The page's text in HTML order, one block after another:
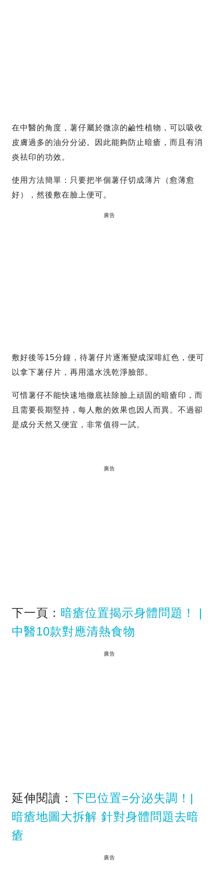
在中醫的角度，薯仔屬於微凉的鹼性植物，可以吸收
皮膚過多的油分分泌。因此能夠防止暗瘡，而且有消
炎祛印的功效。
使用方法簡單：只要把半個薯仔切成薄片（愈薄愈
好），然後敷在臉上便可。
廣告
敷好後等15分鐘，待薯仔片逐漸變成深啡紅色，便可
以拿下薯仔片，再用溫水洗乾淨臉部。
可惜薯仔不能快速地徹底祛除臉上頑固的暗瘡印，而
且需要長期堅持，每人敷的效果也因人而異。不過卻
是成分天然又便宜，非常值得一試。
廣告
下一頁： 暗瘡位置揭示身體問題！ |
中醫10款對應清熱食物
廣告
延伸閱讀： 下巴位置=分泌失調！|
暗瘡地圖大拆解 針對身體問題去暗
瘡
廣告